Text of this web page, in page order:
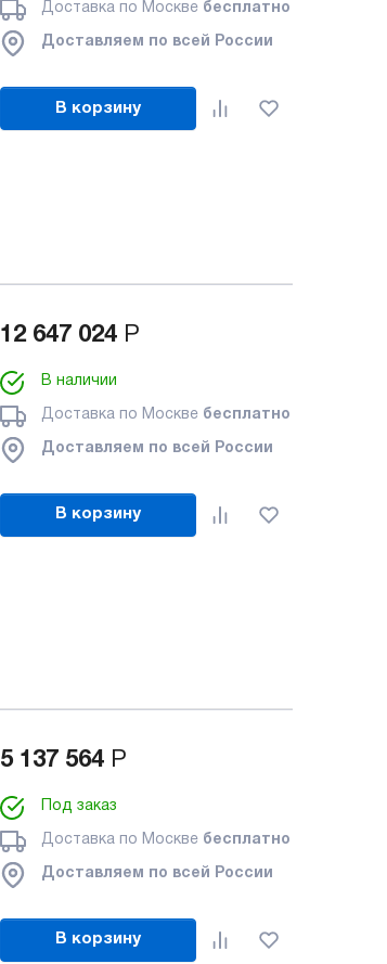
Доставка по Москве бесплатно
Доставляем по всей России
В корзину
12 647 024 Р
В наличии
Доставка по Москве бесплатно
Доставляем по всей России
В корзину
5 137 564 Р
Под заказ
Доставка по Москве бесплатно
Доставляем по всей России
В корзину